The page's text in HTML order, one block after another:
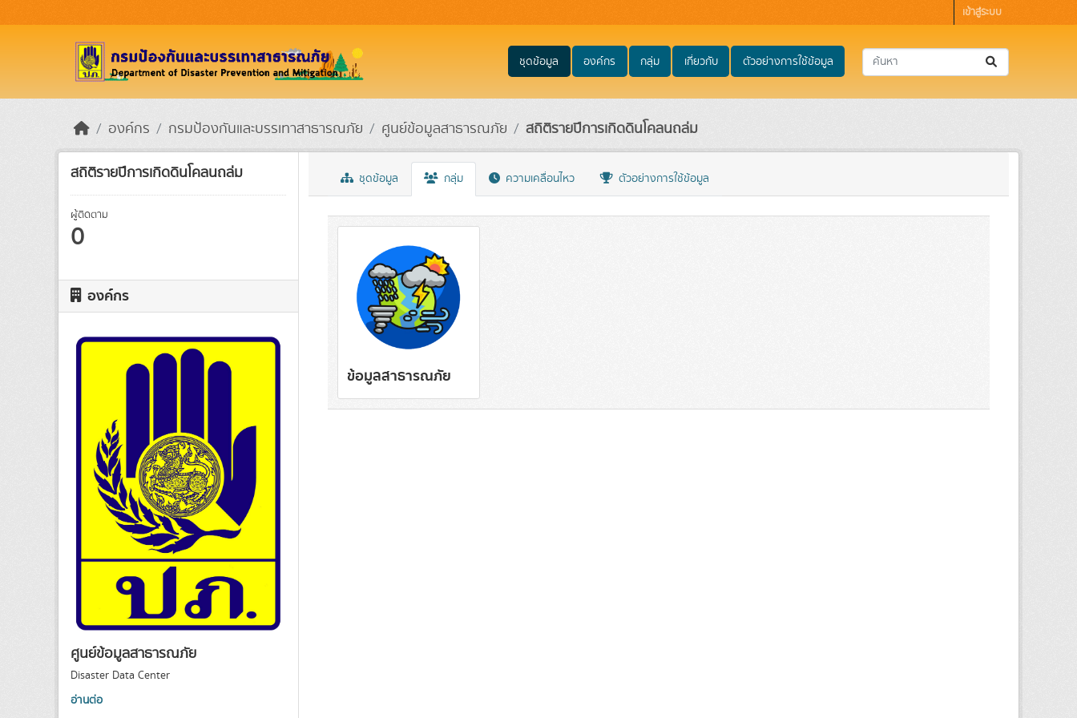
เข้าสู่ระบบ
ชุดข้อมูล องค์กร กลุ่ม เกี่ยวกับ ตัวอย่างการใช้ข้อมูล
องค์กร กรมป้องกันและบรรเทาสาธารณภัย ศูนย์ข้อมูลสาธารณภัย สถิติรายปีการเกิดดินโคลนถล่ม
สถิติรายปีการเกิดดินโคลนถล่ม
ผู้ติดตาม
0
องค์กร
ศูนย์ข้อมูลสาธารณภัย
Disaster Data Center
อ่านต่อ
ชุดข้อมูล กลุ่ม ความเคลื่อนไหว ตัวอย่างการใช้ข้อมูล
ข้อมูลสาธารณภัย